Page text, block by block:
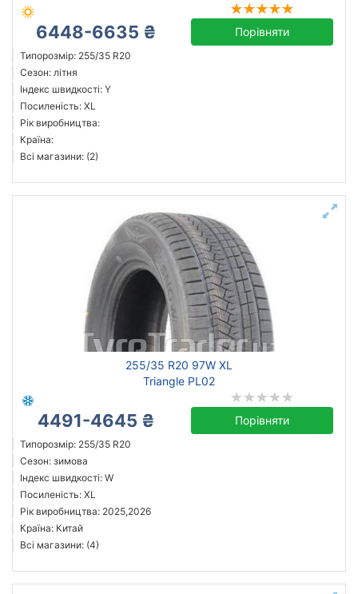
6448-6635 ₴ Порівняти
Типорозмір: 255/35 R20
Сезон: літня
Індекс швидкості: Y
Посиленість: XL
Рік виробництва:
Країна:
Всі магазини: (2)
255/35 R20 97W XL
Triangle PL02
4491-4645 ₴ Порівняти
Типорозмір: 255/35 R20
Сезон: зимова
Індекс швидкості: W
Посиленість: XL
Рік виробництва: 2025,2026
Країна: Китай
Всі магазини: (4)